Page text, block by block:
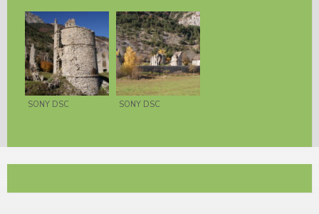
SONY DSC SONY DSC